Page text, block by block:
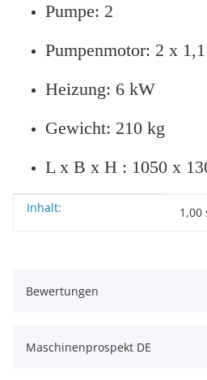
Pumpe: 2
Pumpenmotor: 2 x
Heizung: 6 kW
Gewicht: 210 kg
L x B x H : 1050 x
Produkteigenschaft
Wert
Inhalt: 1,00
Bewertungen
Maschinenprospekt DE